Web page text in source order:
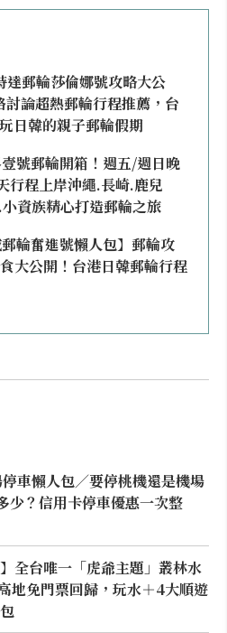
達郵輪莎倫娜號攻略大公
論超熱郵輪行程推薦，台
日韓的親子郵輪假期
號郵輪開箱！週五/週日晚
行程上岸沖繩.長崎.鹿兒
資族精心打造郵輪之旅
郵輪奮進號懶人包】郵輪攻
大公開！台港日韓郵輪行程
車懶人包／要停桃機還是機場
少？信用卡停車優惠一次整
】全台唯一「虎爺主題」叢林水
地免門票回歸，玩水＋4大順遊